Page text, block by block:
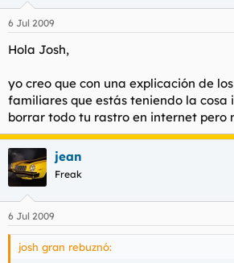
6 Jul 2009
Hola Josh,
yo creo que con una explicación de
familiares que estás teniendo la cosa
borrar todo tu rastro en internet pero
jean
Freak
6 Jul 2009
josh gran rebuznó: